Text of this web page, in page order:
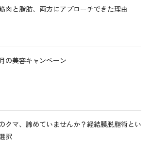
肉と脂肪、両方にアプローチできた理由
の美容キャンペーン
クマ、諦めていませんか？経結膜脱脂術とい
択